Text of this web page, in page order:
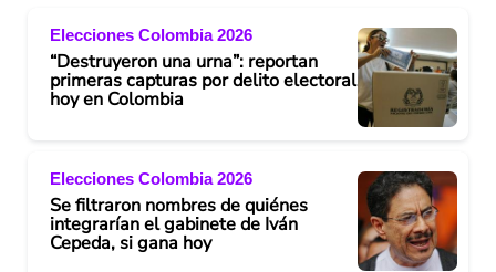
Elecciones Colombia 2026
“Destruyeron una urna”: reportan
primeras capturas por delito electoral
hoy en Colombia
Elecciones Colombia 2026
Se filtraron nombres de quiénes
integrarían el gabinete de Iván
Cepeda, si gana hoy